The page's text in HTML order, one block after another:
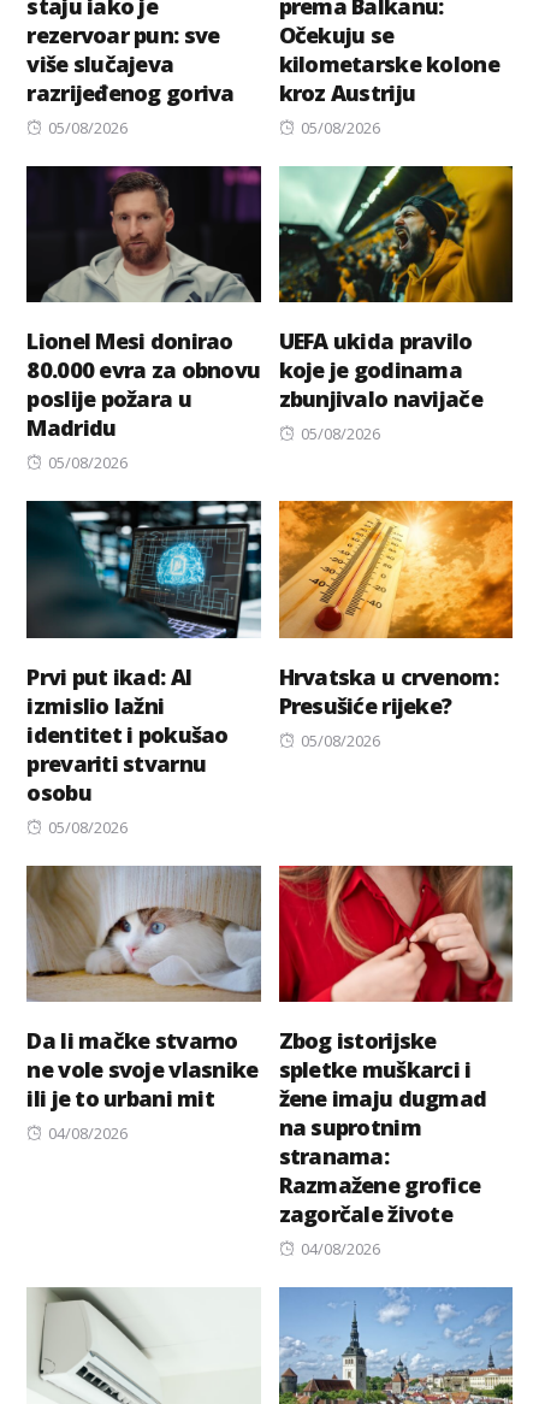
rezervoar pun: sve
više slučajeva
razrijeđenog goriva
Posted
05/08/2026
Očekuju se
kilometarske kolone
kroz Austriju
Posted
05/08/2026
Lionel Mesi donirao
80.000 evra za obnovu
poslije požara u
Madridu
Posted
05/08/2026
UEFA ukida pravilo
koje je godinama
zbunjivalo navijače
Posted
05/08/2026
Prvi put ikad: AI
izmislio lažni
identitet i pokušao
prevariti stvarnu
osobu
Posted
05/08/2026
Hrvatska u crvenom:
Presušiće rijeke?
Posted
05/08/2026
Da li mačke stvarno
ne vole svoje vlasnike
ili je to urbani mit
Posted
04/08/2026
Zbog istorijske
spletke muškarci i
žene imaju dugmad
na suprotnim
stranama:
Razmažene grofice
zagorčale živote
Posted
04/08/2026